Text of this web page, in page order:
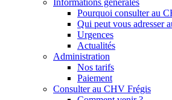
Informations générales
Pourquoi consulter au
Qui peut vous adresser
Urgences
Actualités
Administration
Nos tarifs
Paiement
Consulter au CHV Frégis